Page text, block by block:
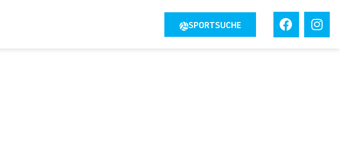
SPORTSUCHE